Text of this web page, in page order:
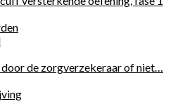
de zorgverzekeraar of niet…